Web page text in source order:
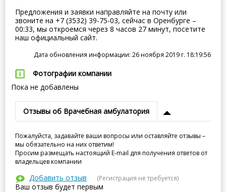
Предложения и заявки направляйте на почту или
звоните на +7 (3532) 39-75-03, сейчас в Оренбурге –
00:33, мы откроемся через 8 часов 27 минут, посетите
наш официальный сайт.
Дата обновления информации: 26 ноября 2019 г. 18:19:56
Фотографии компании
Пока не добавлены
Отзывы об Врачебная амбулатория
Пожалуйста, задавайте ваши вопросы или оставляйте отзывы –
мы обязательно на них ответим!
Просим размещать настоящий E-mail для получения ответов от
владельцев компании
Добавить отзыв (Регистрация не требуется)
Ваш отзыв будет первым